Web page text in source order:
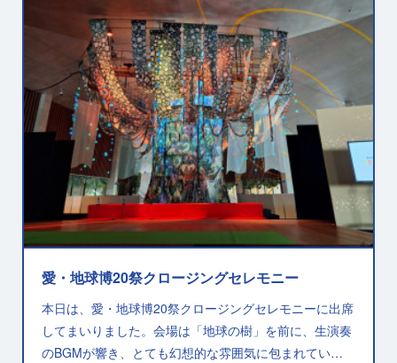
愛・地球博20祭クロージングセレモニー
本日は、愛・地球博20祭クロージングセレモニーに出席
してまいりました。会場は「地球の樹」を前に、生演奏
のBGMが響き、とても幻想的な雰囲気に包まれてい…